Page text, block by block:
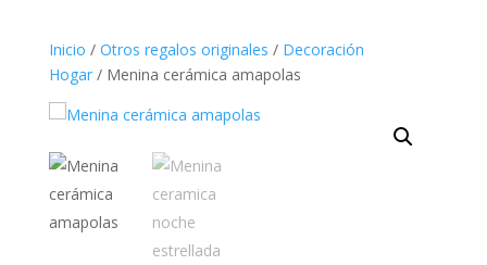
Inicio / Otros regalos originales / Decoración
Hogar/ Menina cerámica amapolas